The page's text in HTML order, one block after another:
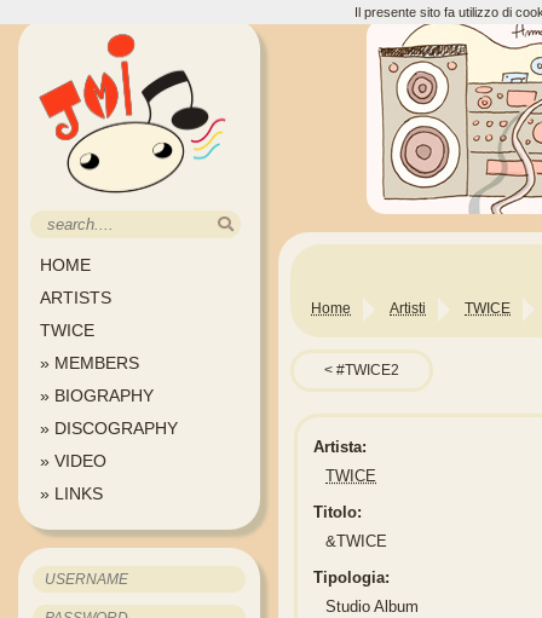
HOME
ARTISTS
TWICE
» MEMBERS
» BIOGRAPHY
» DISCOGRAPHY
» VIDEO
» LINKS
Home Artisti TWICE
#TWICE2
Artista:
TWICE
Titolo:
&TWICE
Tipologia:
Studio Album
Il presente sito fa utilizzo di